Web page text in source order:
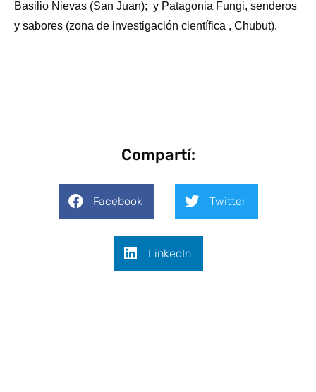
Basilio Nievas (San Juan); y Patagonia Fungi, senderos
y sabores (zona de investigación científica , Chubut).
Compartí:
Facebook Twitter
LinkedIn